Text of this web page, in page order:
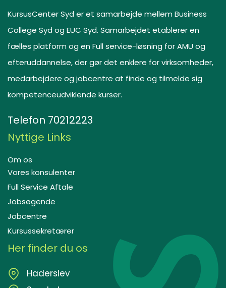
KursusCenter Syd er et samarbejde mellem Business
College Syd og EUC Syd. Samarbejdet etablerer en
fælles platform og en Full service-løsning for AMU og
efteruddannelse, der gør det enklere for virksomheder,
medarbejdere og jobcentre at finde og tilmelde sig
kompetenceudviklende kurser.
Telefon 70212223
Nyttige Links
Om os
Vores konsulenter
Full Service Aftale
Jobsøgende
Jobcentre
Kursussekretærer
Her finder du os
Haderslev